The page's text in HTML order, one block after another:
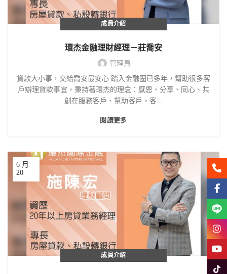
成員介紹
環杰金融理財經理－莊喬安
管理員
貸款大小事，交給喬安最安心 踏入金融圈已多年，幫助很多客
戶辦理貸款事宜，秉持著環杰的理念：感恩、分享、同心、共
創在服務客戶、幫助客戶，客...
閱讀更多
20
6 月
成員介紹
聯絡
Line